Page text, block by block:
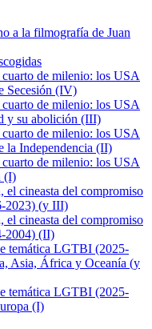
a la filmografía de Juan
de milenio: los USA
Secesión (IV)
de milenio: los USA
y su abolición (III)
de milenio: los USA
la Independencia (II)
de milenio: los USA
(I)
el cineasta del compromiso
2023) (y III)
el cineasta del compromiso
2004) (II)
temática LGTBI (2025-
Asia, África y Oceanía (y
temática LGTBI (2025-
(I)